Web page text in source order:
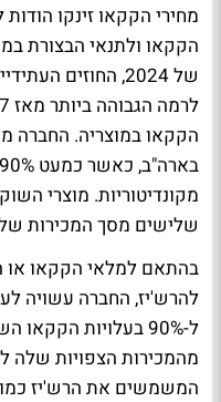
מחירי הקקאו זינקו
הקקאו ולתנאי הבצורת
מקונדיטוריות. מוצרי
שלישים מסך המכירות
בהתאם למלאי הקקאו או
מהמכירות הצפויות שלה
המשמשים את הרש'יז